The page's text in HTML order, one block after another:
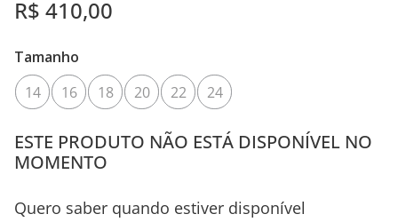
R$ 410,00
Tamanho
14
16 18 20 22 24
ESTE PRODUTO NÃO ESTÁ DISPONÍVEL NO
MOMENTO
Quero saber quando estiver disponível